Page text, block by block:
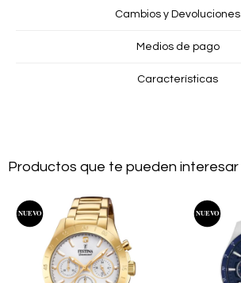
Cambios y Devoluciones
Medios de pago
Características
Productos que te pueden interesar